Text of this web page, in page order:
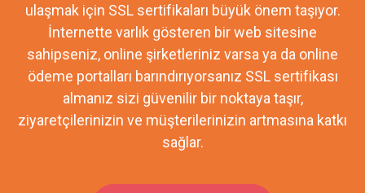
ulaşmak için SSL sertifikaları büyük önem taşıyor.
İnternette varlık gösteren bir web sitesine
sahipseniz, online şirketleriniz varsa ya da online
ödeme portalları barındırıyorsanız SSL sertifikası
almanız sizi güvenilir bir noktaya taşır,
ziyaretçilerinizin ve müşterilerinizin artmasına katkı
sağlar.